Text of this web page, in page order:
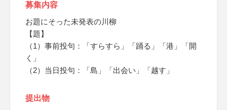
募集内容
お題にそった未発表の川柳
【題】
（1）事前投句：「すらすら」「踊る」「港」「開
く」
（2）当日投句：「島」「出会い」「越す」
提出物